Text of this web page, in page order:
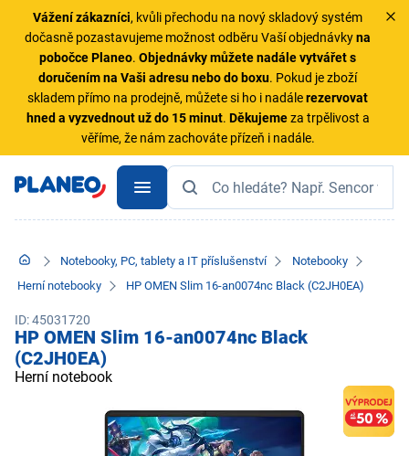
Vážení zákazníci, kvůli přechodu na nový skladový systém
dočasně pozastavujeme možnost odběru Vaší objednávkyna
pobočce Planeo.Objednávky můžete nadále vytvářet s
doručením na Vaši adresu nebo do boxu. Pokud je zboží
skladem přímo na prodejně, můžete si ho i nadálerezervovat
hned a vyzvednout už do 15 minut. Děkujemeza trpělivost a
věříme, že nám zachováte přízeň i nadále.
Notebooky, PC, tablety a IT příslušenství
Notebooky
Herní notebooky
HP OMEN Slim 16-an0074nc Black (C2JH0EA)
ID: 45031720
HP OMEN Slim 16-an0074nc Black
(C2JH0EA)
Herní notebook